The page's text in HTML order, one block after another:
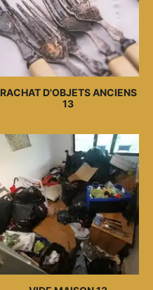
RACHAT D'OBJETS ANCIENS
13